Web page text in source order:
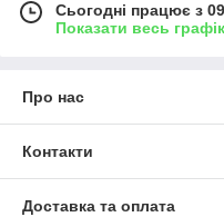
Сьогодні працює з
Показати весь
Про нас
Контакти
Доставка та оплата